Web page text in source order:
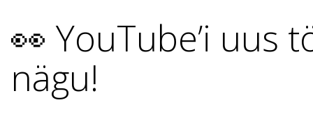
👀 YouTube’i uus
nägu!